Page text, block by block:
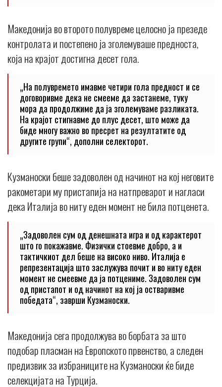
Македонија во второто полувреме целосно ја презеде
контролата и постепено ја зголемуваше предноста,
која на крајот достигна десет гола.
„На полувремето имавме четири гола предност и се
договоривме дека не смееме да застанеме, туку
мора да продолжиме да ја зголемуваме разликата.
На крајот стигнавме до плус десет, што може да
биде многу важно во пресрет на резултатите од
другите групи“, дополни селекторот.
Кузманоски беше задоволен од начинот на кој неговите
ракометари му пристапија на натпреварот и нагласи
дека Италија во ниту еден момент не била потценета.
„Задоволен сум од денешната игра и од карактерот
што го покажавме. Физички стоевме добро, а и
тактичкиот дел беше на високо ниво. Италија е
репрезентација што заслужува почит и во ниту еден
момент не смеевме да ја потцениме. Задоволен сум
од пристапот и од начинот на кој ја остваривме
победата“, заврши Кузманоски.
Македонија сега продолжува во борбата за што
подобар пласман на Европското првенство, а следен
предизвик за избраниците на Кузманоски ќе биде
селекцијата на Турција.